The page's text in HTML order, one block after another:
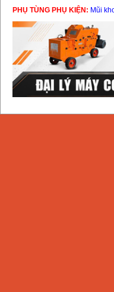
PHỤ TÙNG PHỤ KIỆN: Mũi